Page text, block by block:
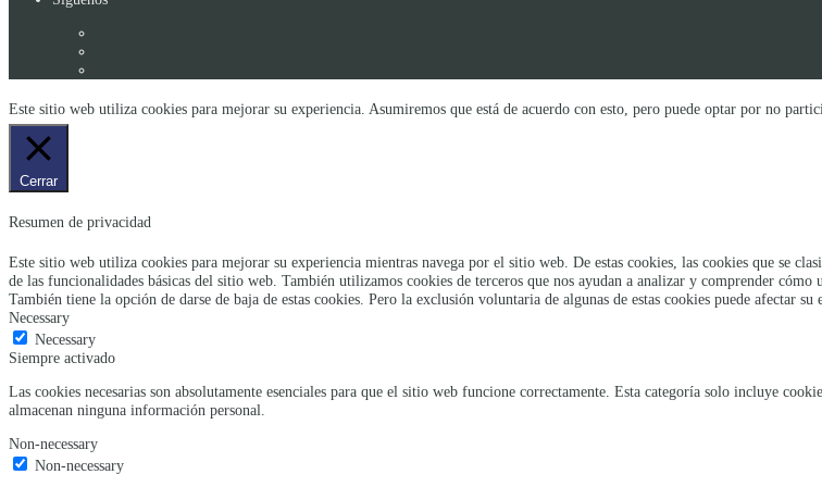
Este sitio web utiliza cookies para mejorar su experiencia. Asumiremos que está de acuerdo con esto, pero puede optar por no
Cerrar
Resumen de privacidad
Este sitio web utiliza cookies para mejorar su experiencia mientras navega por el sitio web. De estas cookies, las cookies que se
de las funcionalidades básicas del sitio web. También utilizamos cookies de terceros que nos ayudan a analizar y comprender
También tiene la opción de darse de baja de estas cookies. Pero la exclusión voluntaria de algunas de estas cookies puede afectar su
Necessary
Necessary
Siempre activado
Las cookies necesarias son absolutamente esenciales para que el sitio web funcione correctamente. Esta categoría solo incluye
almacenan ninguna información personal.
Non-necessary
Non-necessary